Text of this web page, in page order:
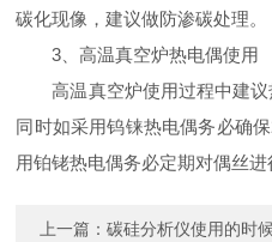
碳化现像，建议做防渗碳处理。
3、高温真空炉热电偶使用
高温真空炉使用过程中建
同时如采用钨铼热电偶务必确
用铂铑热电偶务必定期对偶丝进
上一篇：碳硅分析仪使用的时